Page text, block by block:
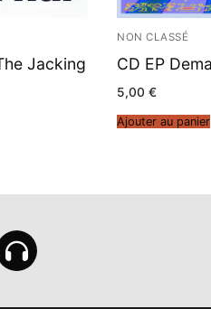
Jacking
NON CLASSÉ
CD EP
5,00 €
Ajouter au panier